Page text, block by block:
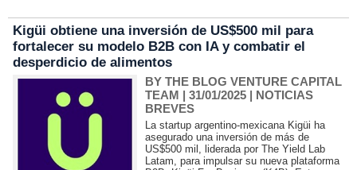
Kigüi obtiene una inversión de US$500 mil para
fortalecer su modelo B2B con IA y combatir el
desperdicio de alimentos
BY THE BLOG VENTURE CAPITAL
TEAM | 31/01/2025 | NOTICIAS
BREVES
La startup argentino-mexicana Kigüi ha
asegurado una inversión de más de
US$500 mil, liderada por The Yield Lab
Latam, para impulsar su nueva plataforma